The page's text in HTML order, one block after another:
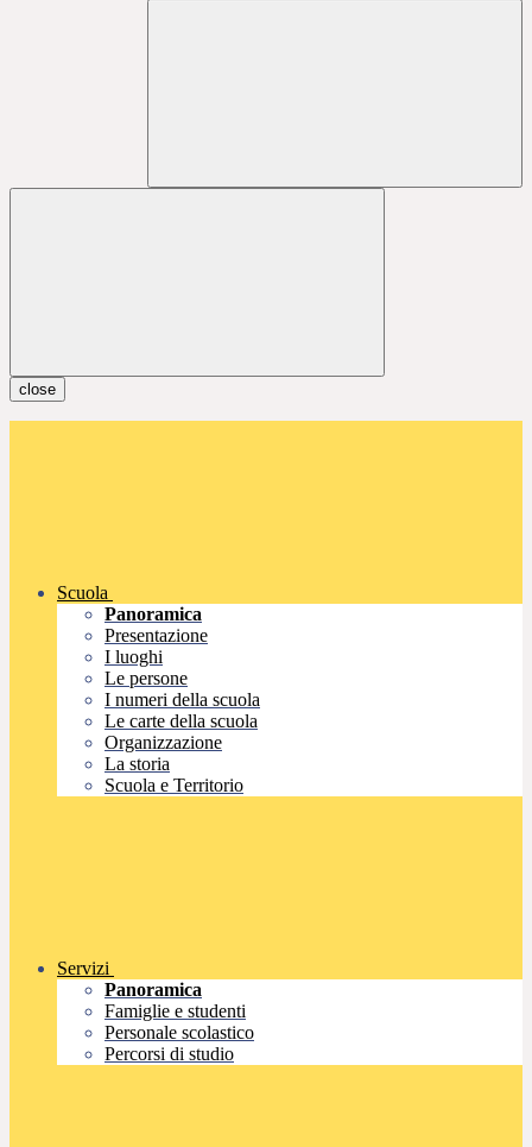
close
Scuola
Panoramica
Presentazione
I luoghi
Le persone
I numeri della scuola
Le carte della scuola
Organizzazione
La storia
Scuola e Territorio
Servizi
Panoramica
Famiglie e studenti
Personale scolastico
Percorsi di studio